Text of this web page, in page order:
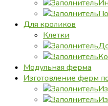
Для кроликов
Клетки
Модульная ферма
Изготовление ферм